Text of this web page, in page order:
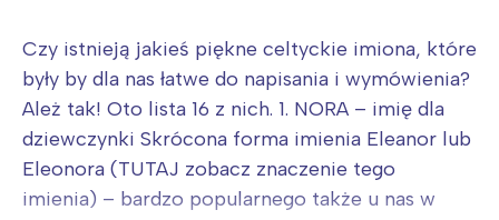
Czy istnieją jakieś piękne celtyckie imiona, które
były by dla nas łatwe do napisania i wymówienia?
Ależ tak! Oto lista 16 z nich. 1. NORA – imię dla
dziewczynki Skrócona forma imienia Eleanor lub
Eleonora (TUTAJ zobacz znaczenie tego
imienia) – bardzo popularnego także u nas w